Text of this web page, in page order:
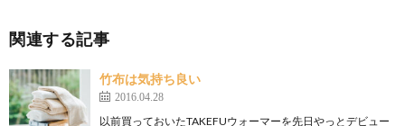
関連する記事
竹布は気持ち良い
2016.04.28
以前買っておいたTAKEFUウォーマーを先日やっとデビュー